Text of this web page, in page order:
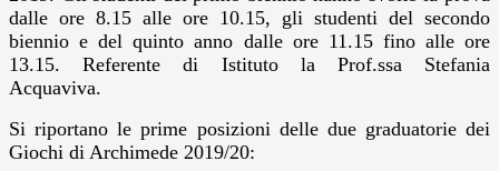
dalle ore 8.15 alle ore 10.15, gli studenti del secondo
biennio e del quinto anno dalle ore 11.15 fino alle ore
13.15. Referente di Istituto la Prof.ssa Stefania
Acquaviva.
Si riportano le prime posizioni delle due graduatorie dei
Giochi di Archimede 2019/20: